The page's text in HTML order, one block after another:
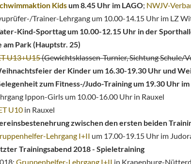
Kidsum 8.45 Uhr im LAGO; NWJV-
Trainer-Lehrgang um 10.00-14.15 Uhr im LZ
Kind-Sporttag um 10.00-12.15 Uhr in der
Park (Hauptstr. 25)
U13+U15(Gewichtsklassen-Turnier, Sichtung Schule/
der Kinder um 16.30-19.30 Uhr und
zum Fitness-/Judo-Training um 19.30 Uhr
Ippon-Girls um 10.00-16.00 Uhr in Rauxel
U10in Rauxel
zwischen den ersten beiden
Lehrgang I+II um 17.00-19.15 Uhr im
Trainingsabend 2018 - Spieletraining
Gruppenhelfer-Lehrgang I+II in Kranenburg-